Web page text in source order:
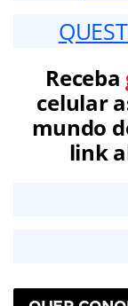
Receba
celular
mundo
link